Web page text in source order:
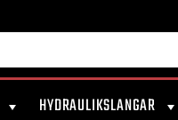
HYDRAULIKSLANGAR